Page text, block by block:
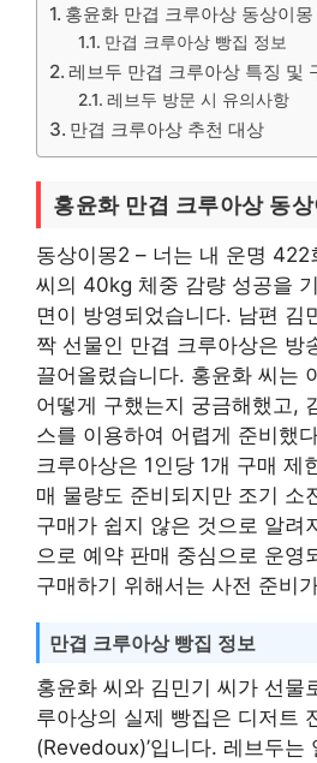
홍윤화 만겹 크루아상 동상이몽
만겹 크루아상 빵집 정보
레브두 만겹 크루아상 특징 및
레브두 방문 시 유의사항
만겹 크루아상 추천 대상
홍윤화 만겹 크루아상 동
동상이몽2 – 너는 내 운명 422
씨의 40kg 체중 감량 성공을
면이 방영되었습니다. 남편 김
짝 선물인 만겹 크루아상은 방
끌어올렸습니다. 홍윤화 씨는
어떻게 구했는지 궁금해했고,
스를 이용하여 어렵게 준비했
크루아상은 1인당 1개 구매 제
매 물량도 준비되지만 조기 소
구매가 쉽지 않은 것으로 알려
으로 예약 판매 중심으로 운영
구매하기 위해서는 사전 준비
만겹 크루아상 빵집 정보
홍윤화 씨와 김민기 씨가 선물
루아상의 실제 빵집은 디저트
(Revedoux)’입니다. 레브두는